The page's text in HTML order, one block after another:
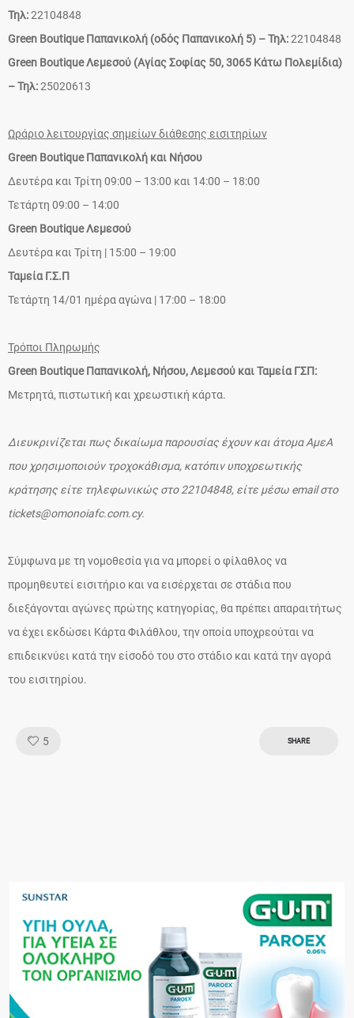
Τηλ:22104848
Green Boutique Παπανικολή (οδός Παπανικολή 5) – Τηλ:22104848
Green Boutique Λεμεσού (Αγίας Σοφίας 50, 3065 Κάτω Πολεμίδια)
– Τηλ:25020613
Ωράριο λειτουργίας σημείων διάθεσης εισιτηρίων
Green Boutique Παπανικολή και Νήσου
Δευτέρα και Τρίτη 09:00 – 13:00 και 14:00 – 18:00
Τετάρτη 09:00 – 14:00
Green Boutique Λεμεσού
Δευτέρα και Τρίτη | 15:00 – 19:00
Ταμεία Γ.Σ.Π
Τετάρτη 14/01 ημέρα αγώνα | 17:00 – 18:00
Τρόποι Πληρωμής
Green Boutique Παπανικολή, Νήσου, Λεμεσού και Ταμεία ΓΣΠ:
Μετρητά, πιστωτική και χρεωστική κάρτα.
Διευκρινίζεται πως δικαίωμα παρουσίας έχουν και άτομα ΑμεΑ
που χρησιμοποιούν τροχοκάθισμα, κατόπιν υποχρεωτικής
κράτησης είτε τηλεφωνικώς στο 22104848, είτε μέσω email στο
tickets@omonoiafc.com.cy.
Σύμφωνα με τη νομοθεσία για να μπορεί ο φίλαθλος να
προμηθευτεί εισιτήριο και να εισέρχεται σε στάδια που
διεξάγονται αγώνες πρώτης κατηγορίας, θα πρέπει απαραιτήτως
να έχει εκδώσει Κάρτα Φιλάθλου, την οποία υποχρεούται να
επιδεικνύει κατά την είσοδό του στο στάδιο και κατά την αγορά
του εισιτηρίου.
5 SHARE